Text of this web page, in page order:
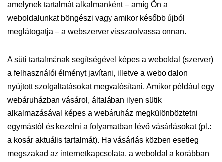
amelynek tartalmát alkalmanként – amíg Ön a
weboldalunkat böngészi vagy amikor később újból
meglátogatja – a webszerver visszaolvassa onnan.
A süti tartalmának segítségével képes a weboldal (szerver)
a felhasználói élményt javítani, illetve a weboldalon
nyújtott szolgáltatásokat megvalósítani. Amikor például egy
webáruházban vásárol, általában ilyen sütik
alkalmazásával képes a webáruház megkülönböztetni
egymástól és kezelni a folyamatban lévő vásárlásokat (pl.:
a kosár aktuális tartalmát). Ha vásárlás közben esetleg
megszakad az internetkapcsolata, a weboldal a korábban